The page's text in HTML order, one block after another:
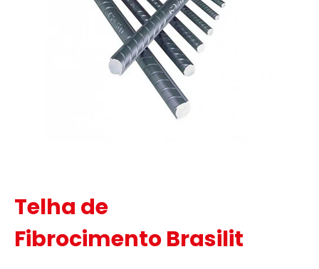
Telha de
Fibrocimento Brasilit